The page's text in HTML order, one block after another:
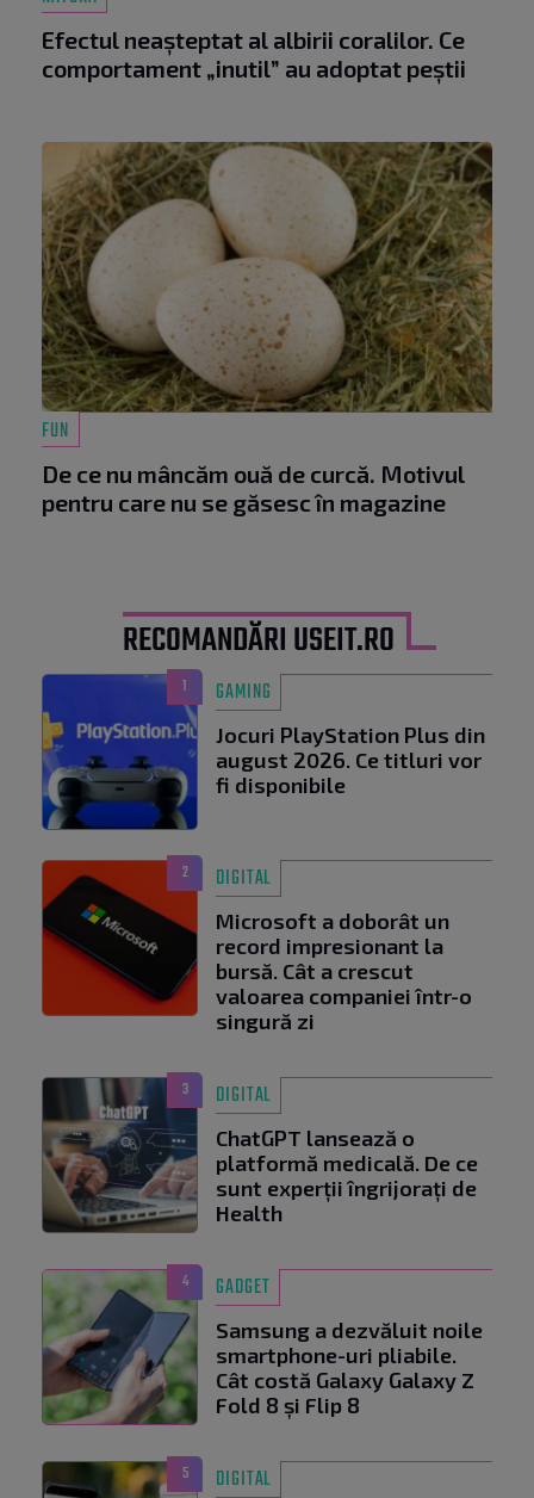
Efectul neașteptat al albirii coralilor. Ce
comportament „inutil” au adoptat peștii
FUN
De ce nu mâncăm ouă de curcă. Motivul
pentru care nu se găsesc în magazine
RECOMANDĂRI USEIT.RO
1 GAMING
Jocuri PlayStation Plus din
august 2026. Ce titluri vor
fi disponibile
2 DIGITAL
Microsoft a doborât un
record impresionant la
bursă. Cât a crescut
valoarea companiei într-o
singură zi
3 DIGITAL
ChatGPT lansează o
platformă medicală. De ce
sunt experții îngrijorați de
Health
4 GADGET
Samsung a dezvăluit noile
smartphone-uri pliabile.
Cât costă Galaxy Galaxy Z
Fold 8 și Flip 8
5 DIGITAL